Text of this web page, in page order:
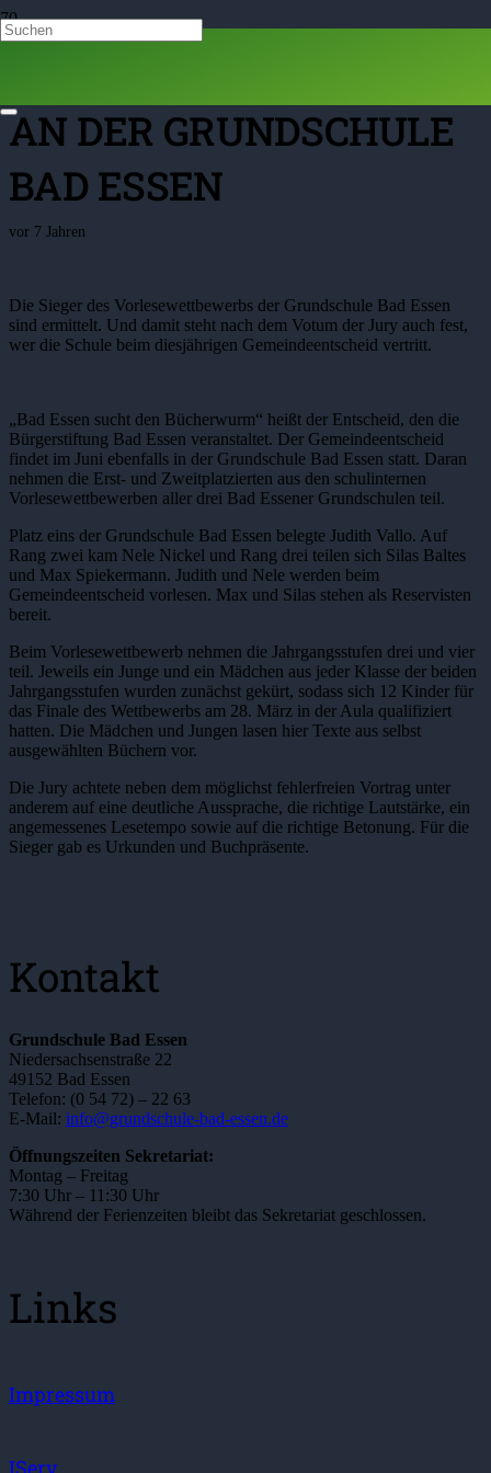
AN DER GRUNDSCHULE
BAD ESSEN
vor 7 Jahren
Die Sieger des Vorlesewettbewerbs der Grundschule Bad Essen
sind ermittelt. Und damit steht nach dem Votum der Jury auch fest,
wer die Schule beim diesjährigen Gemeindeentscheid vertritt.
„Bad Essen sucht den Bücherwurm“ heißt der Entscheid, den die
Bürgerstiftung Bad Essen veranstaltet. Der Gemeindeentscheid
findet im Juni ebenfalls in der Grundschule Bad Essen statt. Daran
nehmen die Erst- und Zweitplatzierten aus den schulinternen
Vorlesewettbewerben aller drei Bad Essener Grundschulen teil.
Platz eins der Grundschule Bad Essen belegte Judith Vallo. Auf
Rang zwei kam Nele Nickel und Rang drei teilen sich Silas Baltes
und Max Spiekermann. Judith und Nele werden beim
Gemeindeentscheid vorlesen. Max und Silas stehen als Reservisten
bereit.
Beim Vorlesewettbewerb nehmen die Jahrgangsstufen drei und vier
teil. Jeweils ein Junge und ein Mädchen aus jeder Klasse der beiden
Jahrgangsstufen wurden zunächst gekürt, sodass sich 12 Kinder für
das Finale des Wettbewerbs am 28. März in der Aula qualifiziert
hatten. Die Mädchen und Jungen lasen hier Texte aus selbst
ausgewählten Büchern vor.
Die Jury achtete neben dem möglichst fehlerfreien Vortrag unter
anderem auf eine deutliche Aussprache, die richtige Lautstärke, ein
angemessenes Lesetempo sowie auf die richtige Betonung. Für die
Sieger gab es Urkunden und Buchpräsente.
Kontakt
Grundschule Bad Essen
Niedersachsenstraße 22
49152 Bad Essen
Telefon: (0 54 72) – 22 63
E-Mail: info@grundschule-bad-essen.de
Öffnungszeiten Sekretariat:
Montag – Freitag
7:30 Uhr – 11:30 Uhr
Während der Ferienzeiten bleibt das Sekretariat geschlossen.
Links
Impressum